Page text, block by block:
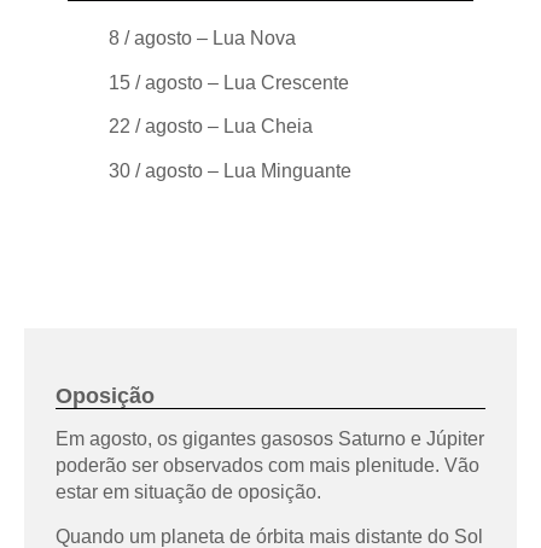
8 / agosto – Lua Nova
15 / agosto – Lua Crescente
22 / agosto – Lua Cheia
30 / agosto – Lua Minguante
Oposição
Em agosto, os gigantes gasosos Saturno e Júpiter
poderão ser observados com mais plenitude. Vão
estar em situação de oposição.
Quando um planeta de órbita mais distante do Sol